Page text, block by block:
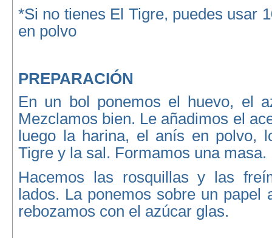
*Si no tienes El Tigre, puedes usar
en polvo
PREPARACIÓN
En un bol ponemos el huevo, el
Mezclamos bien. Le añadimos el
luego la harina, el anís en polvo,
Tigre y la sal. Formamos una masa.
Hacemos las rosquillas y las
lados. La ponemos sobre un papel
rebozamos con el azúcar glas.